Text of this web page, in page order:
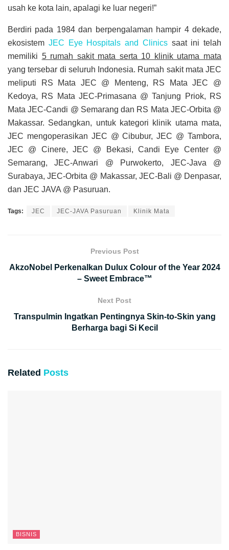
usah ke kota lain, apalagi ke luar negeri!”
Berdiri pada 1984 dan berpengalaman hampir 4 dekade,
ekosistem JEC Eye Hospitals and Clinicssaat ini telah
memiliki 5 rumah sakit mata serta 10 klinik utama mata
yang tersebar di seluruh Indonesia. Rumah sakit mata JEC
meliputi RS Mata JEC @ Menteng, RS Mata JEC @
Kedoya, RS Mata JEC-Primasana @ Tanjung Priok, RS
Mata JEC-Candi @ Semarang dan RS Mata JEC-Orbita @
Makassar. Sedangkan, untuk kategori klinik utama mata,
JEC mengoperasikan JEC @ Cibubur, JEC @ Tambora,
JEC @ Cinere, JEC @ Bekasi, Candi Eye Center @
Semarang, JEC-Anwari @ Purwokerto, JEC-Java @
Surabaya, JEC-Orbita @ Makassar, JEC-Bali @ Denpasar,
dan JEC JAVA @ Pasuruan.
Tags: JEC JEC-JAVA Pasuruan Klinik Mata
Previous Post
AkzoNobel Perkenalkan Dulux Colour of the Year 2024
– Sweet Embrace™
Next Post
Transpulmin Ingatkan Pentingnya Skin-to-Skin yang
Berharga bagi Si Kecil
Related Posts
BISNIS